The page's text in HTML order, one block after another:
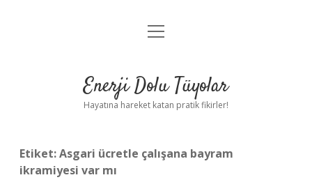
Anasayfa
Yasal Uyarı
menüyü
Enerji Dolu Tüyolar
Hayatına hareket katan pratik fikirler!
Etiket:Asgari ücretle çalışana bayram
ikramiyesi var mı